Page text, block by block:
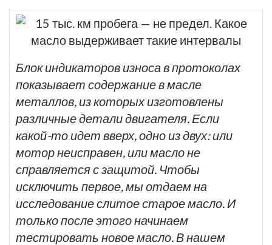
Блок индикаторов износа в протоколах
показывает содержание в масле
металлов, из которых изготовлены
различные детали двигателя. Если
какой-то идет вверх, одно из двух: или
мотор неисправен, или масло не
справляется с защитой. Чтобы
исключить первое, мы отдаем на
исследование слитое старое масло. И
только после этого начинаем
тестировать новое масло. В нашем